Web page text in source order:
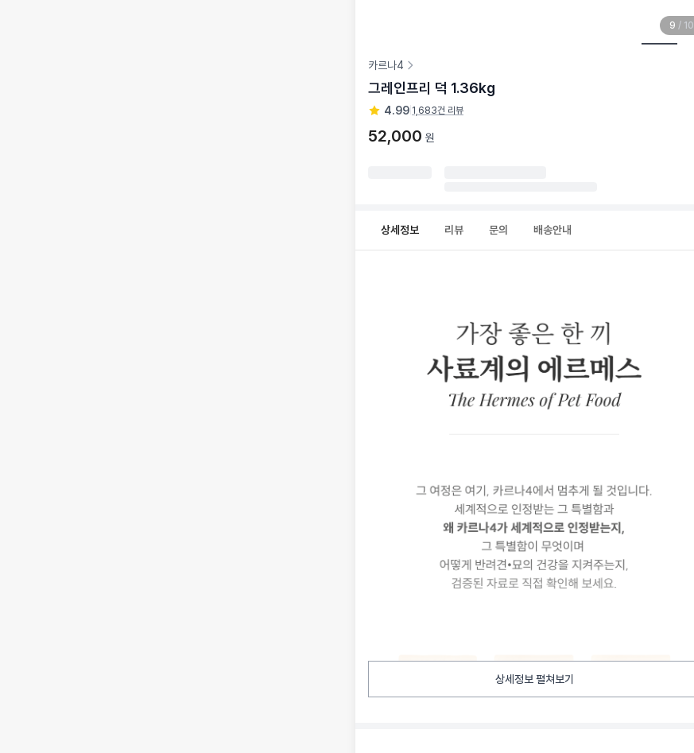
9 / 10
카르나4
그레인프리 덕 1.36kg
4.99 1,683건 리뷰
52,000 원
상세정보 리뷰 문의 배송안내
상세정보 펼쳐보기